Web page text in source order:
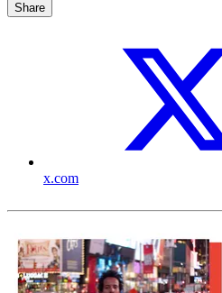
Share
x.com